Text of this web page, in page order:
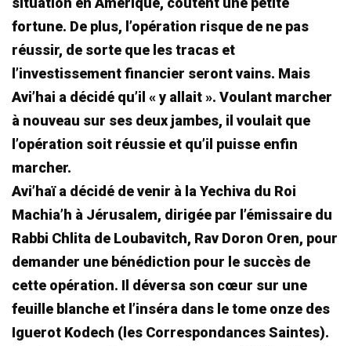
fortune. De plus, l’opération risque de ne pas
réussir, de sorte que les tracas et
l’investissement financier seront vains. Mais
Avi’hai a décidé qu’il « y allait ». Voulant marcher
à nouveau sur ses deux jambes, il voulait que
l’opération soit réussie et qu’il puisse enfin
marcher.
Avi’haï a décidé de venir à la Yechiva du Roi
Machia’h à Jérusalem, dirigée par l’émissaire du
Rabbi Chlita de Loubavitch, Rav Doron Oren, pour
demander une bénédiction pour le succès de
cette opération. Il déversa son cœur sur une
feuille blanche et l’inséra dans le tome onze des
Iguerot Kodech (les Correspondances Saintes).